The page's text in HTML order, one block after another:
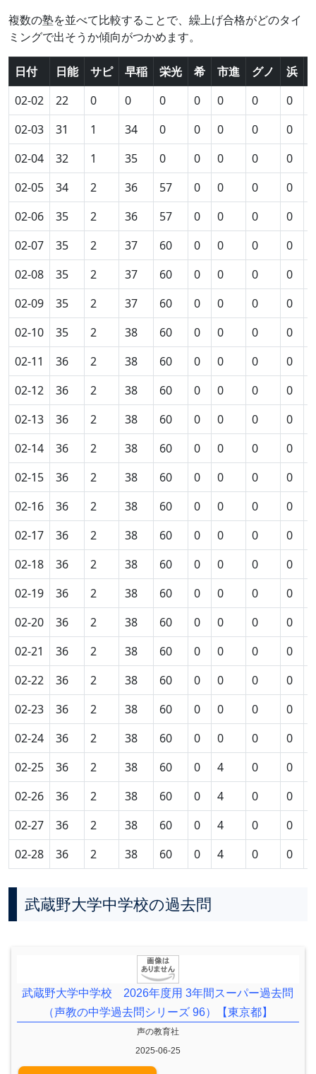
複数の塾を並べて比較することで、繰上げ合格がどのタイ
ミングで出そうか傾向がつかめます。
日付 日能 サピ 早稲 栄光 希 市進 グノ 浜
02-02
22 0 0 0 0 0 0 0
02-03
31 1 34 0 0 0 0 0
02-04
32 1 35 0 0 0 0 0
02-05
34 2 36 57 0 0 0 0
02-06
35 2 36 57 0 0 0 0
02-07
35 2 37 60 0 0 0 0
02-08
35 2 37 60 0 0 0 0
02-09
35 2 37 60 0 0 0 0
02-10
35 2 38 60 0 0 0 0
02-11
36 2 38 60 0 0 0 0
02-12
36 2 38 60 0 0 0 0
02-13
36 2 38 60 0 0 0 0
02-14
36 2 38 60 0 0 0 0
02-15
36 2 38 60 0 0 0 0
02-16
36 2 38 60 0 0 0 0
02-17
36 2 38 60 0 0 0 0
02-18
36 2 38 60 0 0 0 0
02-19
36 2 38 60 0 0 0 0
02-20
36 2 38 60 0 0 0 0
02-21
36 2 38 60 0 0 0 0
02-22
36 2 38 60 0 0 0 0
02-23
36 2 38 60 0 0 0 0
02-24
36 2 38 60 0 0 0 0
02-25
36 2 38 60 0 4 0 0
02-26
36 2 38 60 0 4 0 0
02-27
36 2 38 60 0 4 0 0
02-28
36 2 38 60 0 4 0 0
武蔵野大学中学校の過去問
武蔵野大学中学校 2026年度用 3年間スーパー過去問
（声教の中学過去問シリーズ 96）【東京都】
声の教育社
2025-06-25